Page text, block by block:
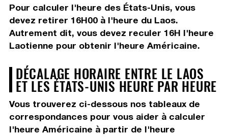
Pour calculer l'heure des États-Unis, vous
devez retirer 16H00à l'heure du Laos.
Autrement dit, vous devez reculer 16H l'heure
Laotienne pour obtenir l'heure Américaine.
DÉCALAGE HORAIRE ENTRE LE LAOS
ET LES ÉTATS-UNIS HEURE PAR HEURE
Vous trouverez ci-dessous nos tableaux de
correspondances pour vous aider à calculer
l'heure Américaine à partir de l'heure